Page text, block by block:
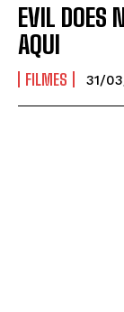
EVIL DOES
AQUI
FILMES 31/